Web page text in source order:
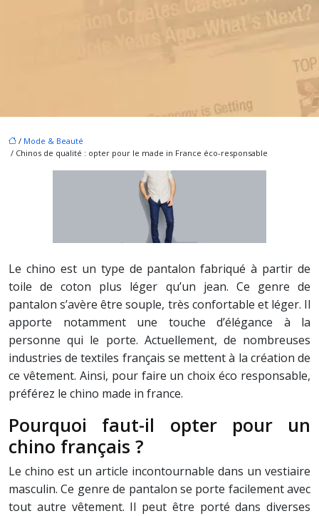
/ Mode & Beauté
/ Chinos de qualité : opter pour le made in France éco-responsable
Le chino est un type de pantalon fabriqué à partir de
toile de coton plus léger qu’un jean. Ce genre de
pantalon s’avère être souple, très confortable et léger. Il
apporte notamment une touche d’élégance à la
personne qui le porte. Actuellement, de nombreuses
industries de textiles français se mettent à la création de
ce vêtement. Ainsi, pour faire un choix éco responsable,
préférez le chino made in france.
Pourquoi faut-il opter pour un
chino français ?
Le chino est un article incontournable dans un vestiaire
masculin. Ce genre de pantalon se porte facilement avec
tout autre vêtement. Il peut être porté dans diverses